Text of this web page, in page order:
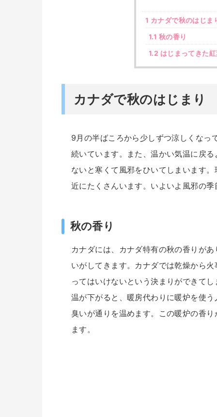
1 カナダで秋のはじま
1.1 秋の香り
1.2 はじまってきた
カナダで秋のはじまり
9月の半ばころから少しずつ涼しくなっ
続いています。また、温かい気温に戻
ないと寒くて風邪をひいてしまいます
近にたくさんいます。いよいよ風邪の
秋の香り
カナダには、カナダ特有の秋の香りが
いがしてきます。カナダでは乾燥から
ってはいけないという決まりができて
温が下がると、暖房代わりに暖炉を使
臭いが通りを温めます。この暖炉の香
ます。